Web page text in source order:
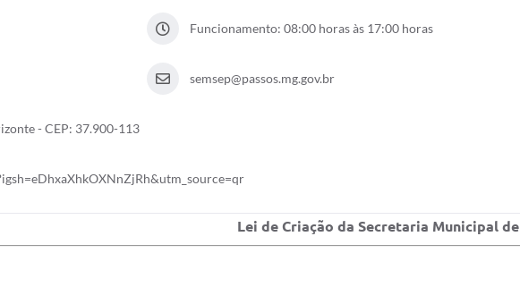
Funcionamento: 08:00 horas às 17:00 horas
semsep@passos.mg.gov.br
- CEP: 37.900-113
Lei de Criação da Secretaria Municipal de